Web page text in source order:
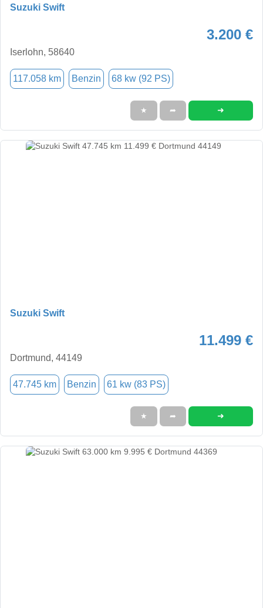
Suzuki Swift
3.200 €
Iserlohn, 58640
117.058 km Benzin 68 kw (92 PS)
★ ➦ ➜
Suzuki Swift
11.499 €
Dortmund, 44149
47.745 km Benzin 61 kw (83 PS)
★ ➦ ➜